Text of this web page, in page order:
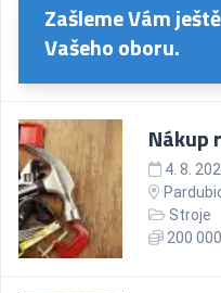
Zašleme Vám
Vašeho oboru.
Nákup
4. 8.
Stroje
200